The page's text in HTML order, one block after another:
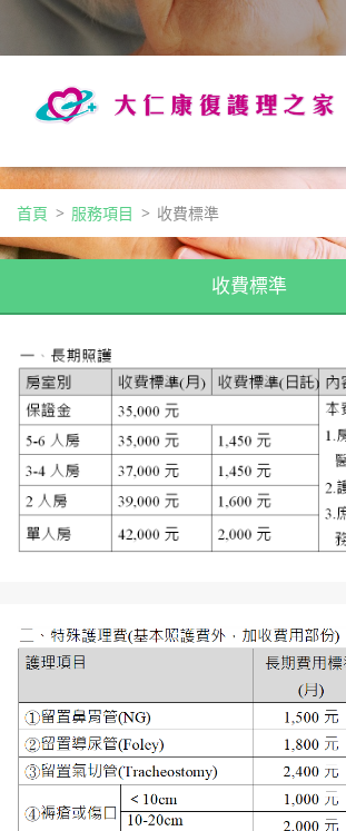
首頁 > 服務項目 > 收費標準
收費標準